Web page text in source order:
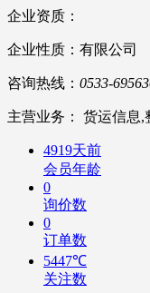
企业资质：
企业性质：有限公司
咨询热线： 0533-
主营业务： 货运信息
4919天前
会员年龄
0
询价数
0
订单数
5447℃
关注数